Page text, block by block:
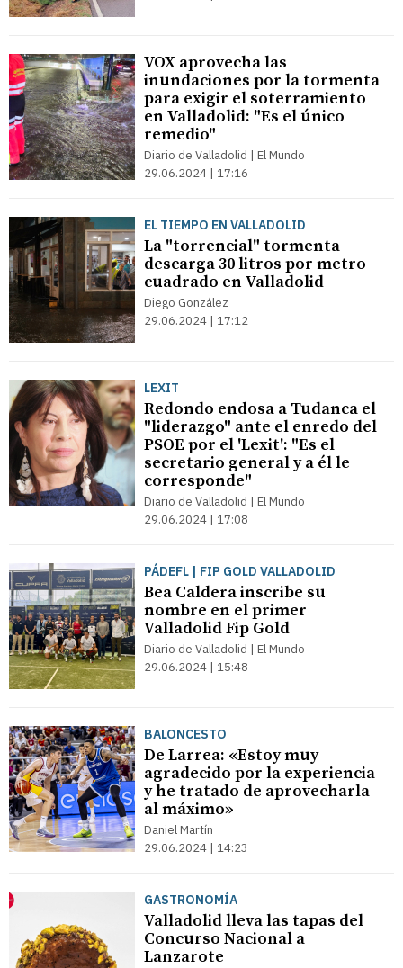
VOX aprovecha las
inundaciones por la tormenta
para exigir el soterramiento
en Valladolid: "Es el único
remedio"
Diario de Valladolid | El Mundo
29.06.2024 | 17:16
EL TIEMPO EN VALLADOLID
La "torrencial" tormenta
descarga 30 litros por metro
cuadrado en Valladolid
Diego González
29.06.2024 | 17:12
LEXIT
Redondo endosa a Tudanca el
"liderazgo" ante el enredo del
PSOE por el 'Lexit': "Es el
secretario general y a él le
corresponde"
Diario de Valladolid | El Mundo
29.06.2024 | 17:08
PÁDEFL | FIP GOLD VALLADOLID
Bea Caldera inscribe su
nombre en el primer
Valladolid Fip Gold
Diario de Valladolid | El Mundo
29.06.2024 | 15:48
BALONCESTO
De Larrea: «Estoy muy
agradecido por la experiencia
y he tratado de aprovecharla
al máximo»
Daniel Martín
29.06.2024 | 14:23
GASTRONOMÍA
Valladolid lleva las tapas del
Concurso Nacional a
Lanzarote